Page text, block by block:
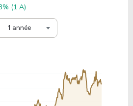
1 année
(1 A)